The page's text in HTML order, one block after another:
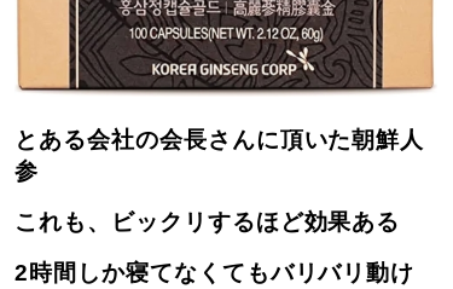
とある会社の会長さんに頂いた朝鮮人
参
これも、ビックリするほど効果ある
2時間しか寝てなくてもバリバリ動け